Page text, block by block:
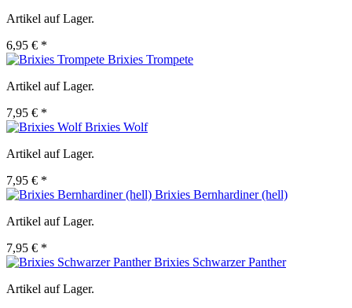
Artikel auf Lager.
6,95 € *
Brixies Trompete
Artikel auf Lager.
7,95 € *
Brixies Wolf
Artikel auf Lager.
7,95 € *
Brixies Bernhardiner (hell)
Artikel auf Lager.
7,95 € *
Brixies Schwarzer Panther
Artikel auf Lager.